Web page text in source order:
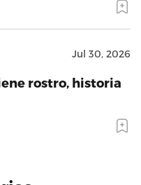
Jul 30, 2026
rostro, historia